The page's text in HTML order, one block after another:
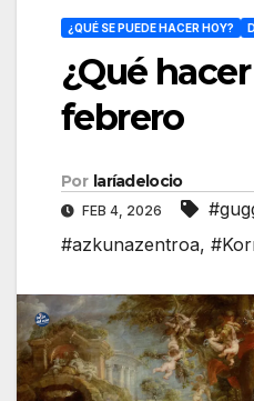
¿QUÉ SE PUEDE HACER HOY?
¿Qué
febrero
Por laríadelocio
FEB 4, 2026
#azkunazentroa,